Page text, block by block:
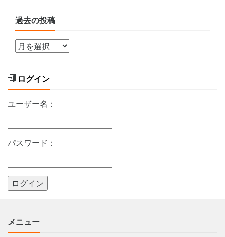
過去の投稿
ログイン
ユーザー名：
パスワード：
メニュー